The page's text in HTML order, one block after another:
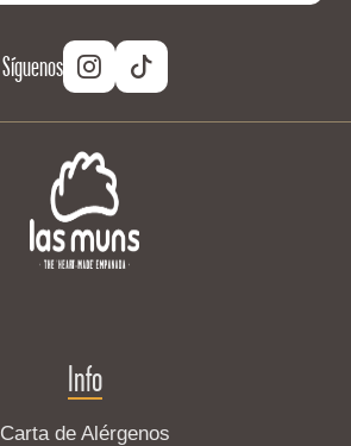
Síguenos
Info
Carta de Alérgenos